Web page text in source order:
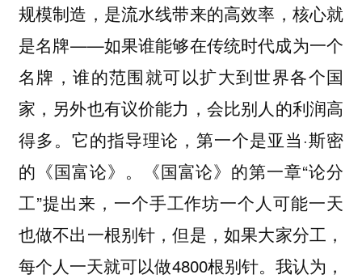
规模制造，是流水线带来的高效率，核心就
是名牌——如果谁能够在传统时代成为一个
名牌，谁的范围就可以扩大到世界各个国
家，另外也有议价能力，会比别人的利润高
得多。它的指导理论，第一个是亚当·斯密
的《国富论》。《国富论》的第一章“论分
工”提出来，一个手工作坊一个人可能一天
也做不出一根别针，但是，如果大家分工，
每个人一天就可以做4800根别针。我认为，